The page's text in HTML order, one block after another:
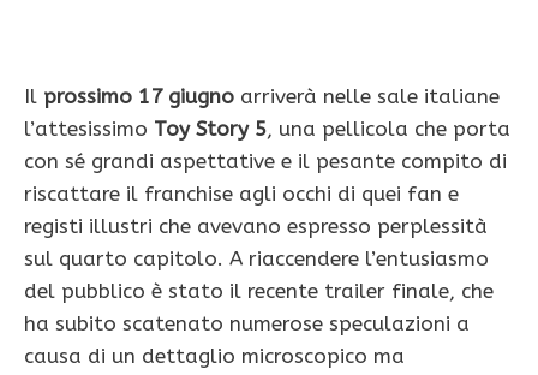
Il prossimo 17 giugno arriverà nelle sale italiane
l’attesissimo Toy Story 5, una pellicola che porta
con sé grandi aspettative e il pesante compito di
riscattare il franchise agli occhi di quei fan e
registi illustri che avevano espresso perplessità
sul quarto capitolo. A riaccendere l’entusiasmo
del pubblico è stato il recente trailer finale, che
ha subito scatenato numerose speculazioni a
causa di un dettaglio microscopico ma